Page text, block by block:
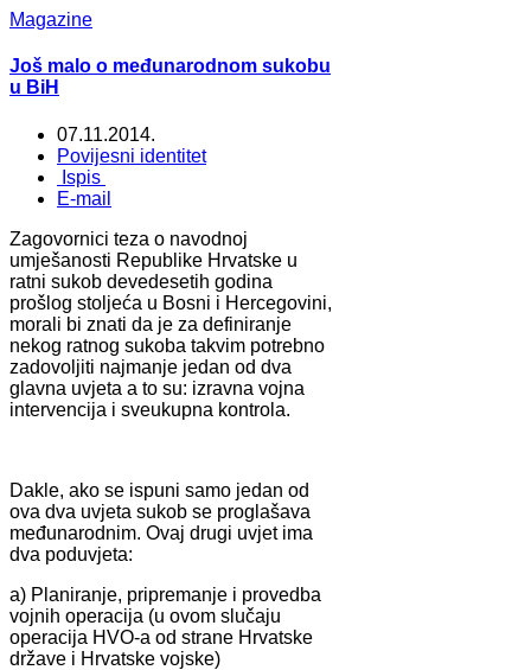
Magazine
Još malo o međunarodnom sukobu
u BiH
07.11.2014.
Povijesni identitet
Ispis
E-mail
Zagovornici teza o navodnoj
umješanosti Republike Hrvatske u
ratni sukob devedesetih godina
prošlog stoljeća u Bosni i Hercegovini,
morali bi znati da je za definiranje
nekog ratnog sukoba takvim potrebno
zadovoljiti najmanje jedan od dva
glavna uvjeta a to su: izravna vojna
intervencija i sveukupna kontrola.
Dakle, ako se ispuni samo jedan od
ova dva uvjeta sukob se proglašava
međunarodnim. Ovaj drugi uvjet ima
dva poduvjeta:
a) Planiranje, pripremanje i provedba
vojnih operacija (u ovom slučaju
operacija HVO-a od strane Hrvatske
države i Hrvatske vojske)